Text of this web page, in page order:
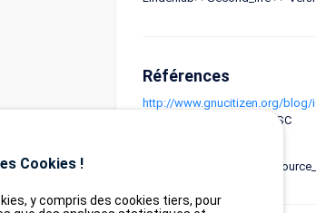
Références
http://www.gnucitizen.org/blog/
Tags : x_refsource_MISC
Tags : vdb-entry,
Cookies !
y compris des cookies tiers, pour